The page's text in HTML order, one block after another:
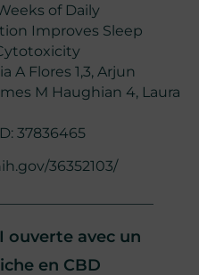
of Daily
Improves Sleep
A Flores 1,3, Arjun
M Haughian 4, Laura
37836465
36352103/
ouverte avec un
en CBD